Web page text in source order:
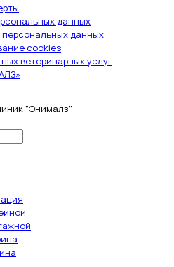
данных
персональных данных
cookies
ветеринарных услуг
"Энималз"